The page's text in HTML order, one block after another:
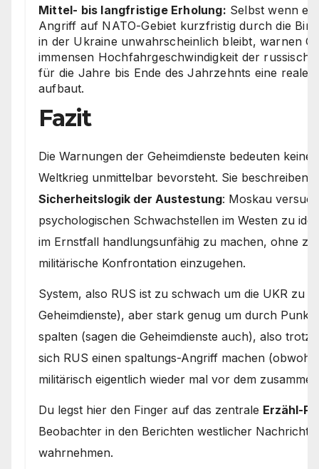
Mittel- bis langfristige Erholung: Selbst wenn
Angriff auf NATO-Gebiet kurzfristig durch die
in der Ukraine unwahrscheinlich bleibt, warnen
immensen Hochfahrgeschwindigkeit der
für die Jahre bis Ende des Jahrzehnts eine reale
aufbaut.
Fazit
Die Warnungen der Geheimdienste bedeuten
Weltkrieg unmittelbar bevorsteht. Sie beschreiben
Sicherheitslogik der Austestung: Moskau
psychologischen Schwachstellen im Westen zu
im Ernstfall handlungsunfähig zu machen, ohne
militärische Konfrontation einzugehen.
System, also RUS ist zu schwach um die UKR zu
Geheimdienste), aber stark genug um durch
spalten (sagen die Geheimdienste auch), also trotz
sich RUS einen spaltungs-Angriff machen (obwohl
militärisch eigentlich wieder mal vor dem
Du legst hier den Finger auf das zentrale Erzähl-
Beobachter in den Berichten westlicher
wahrnehmen.